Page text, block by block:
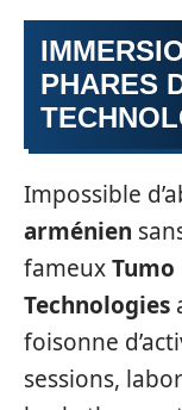
PHARES
Impossible
arménien
fameux
Technologies
foisonne
sessions,